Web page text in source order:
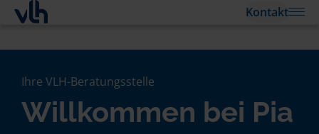
Kontakt
Ihre VLH-Beratungsstelle
Willkommen bei Pia